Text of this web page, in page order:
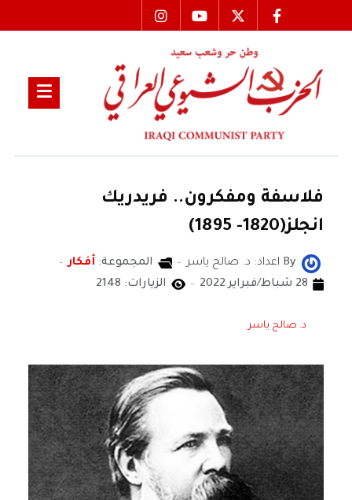
فلاسفة ومفكرون.. فريدريك
انجلز(1820- 1895)
By اعداد: د. صالح ياسر المجموعة: أفكار
28 شباط/فبراير 2022
الزيارات: 2148
د. صالح ياسر